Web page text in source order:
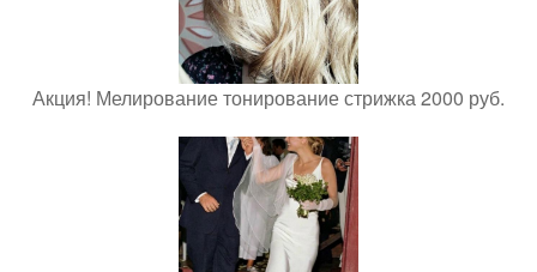
Акция! Мелирование тонирование стрижка 2000 руб.